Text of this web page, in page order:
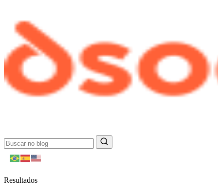
Resultados